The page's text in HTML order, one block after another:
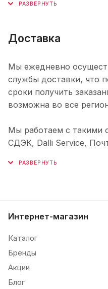
Доставка
Мы ежедневно
службы доставки, что
сроки получить
возможна во все
Мы работаем с такими
СДЭК, Dalli Service,
Интернет-магазин
Каталог
Бренды
Акции
Блог